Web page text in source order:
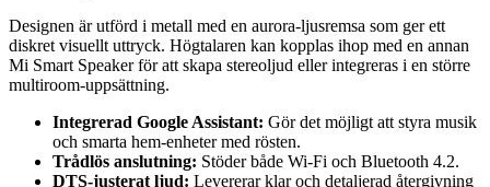
Designen är utförd i metall med en aurora-ljusremsa som ger ett
diskret visuellt uttryck. Högtalaren kan kopplas ihop med en annan
Mi Smart Speaker för att skapa stereoljud eller integreras i en större
multiroom-uppsättning.
Integrerad Google Assistant: Gör det möjligt att styra musik
och smarta hem-enheter med rösten.
Trådlös anslutning: Stöder både Wi-Fi och Bluetooth 4.2.
DTS-justerat ljud: Levererar klar och detaljerad återgivning